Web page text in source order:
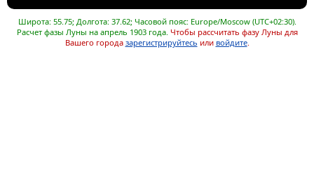
Широта: 55.75; Долгота: 37.62; Часовой пояс: Europe/Moscow (UTC+02:30).
Расчет фазы Луны на апрель 1903 года. Чтобы рассчитать фазу Луны для
Вашего города зарегистрируйтесь или войдите.